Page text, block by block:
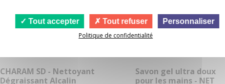
CHARAM SD - Nettoyant
Dégraissant Alcalin
Savon gel ultra doux
pour les mains - NET
Tout accepter Tout refuser
Personnaliser
Politique de confidentialité